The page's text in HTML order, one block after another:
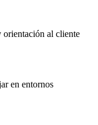
orientación al cliente
en entornos